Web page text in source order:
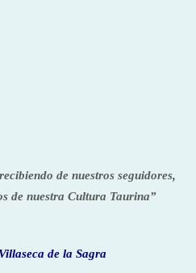
de nuestros seguidores,
de nuestra Cultura Taurina”
de la Sagra